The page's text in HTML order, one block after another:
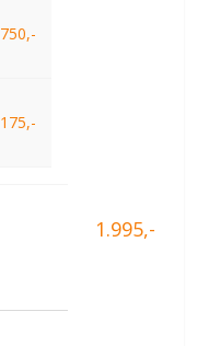
1.995,-